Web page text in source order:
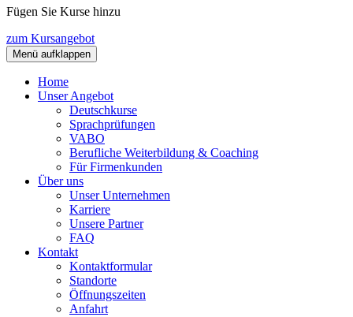
Fügen Sie Kurse hinzu
zum Kursangebot
Menü aufklappen
Home
Unser Angebot
Deutschkurse
Sprachprüfungen
VABO
Berufliche Weiterbildung & Coaching
Für Firmenkunden
Über uns
Unser Unternehmen
Karriere
Unsere Partner
FAQ
Kontakt
Kontaktformular
Standorte
Öffnungszeiten
Anfahrt